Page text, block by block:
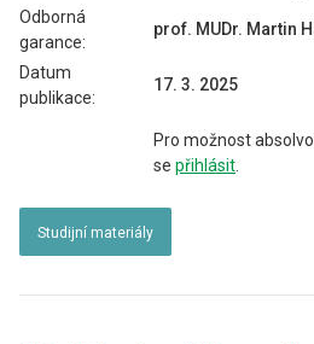
Odborná
garance:
prof. MUDr. Martin
Datum
publikace:
17. 3. 2025
Pro možnost
se přihlásit
Studijní materiály